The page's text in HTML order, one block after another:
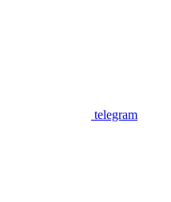
telegram